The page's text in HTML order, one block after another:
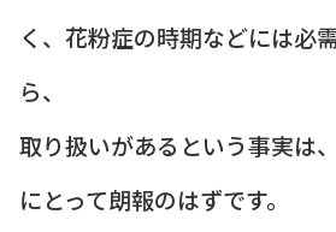
く、花粉症の時期などには必
ら、
取り扱いがあるという事実は
にとって朗報のはずです。